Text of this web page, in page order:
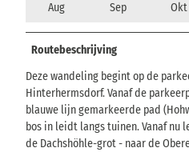
Aug Sep Okt
Routebeschrijving
Deze wandeling begint op de
Hinterhermsdorf. Vanaf de
blauwe lijn gemarkeerde pad
bos in leidt langs tuinen. Vanaf nu
de Dachshöhle-grot - naar de